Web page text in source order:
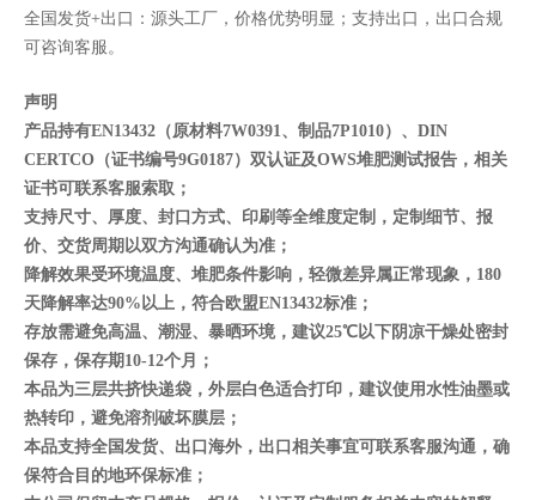
全国发货+出口：源头工厂，价格优势明显；支持出口，出口合规
可咨询客服。
声明
产品持有EN13432（原材料7W0391、制品7P1010）、DIN
CERTCO（证书编号9G0187）双认证及OWS堆肥测试报告，相关
证书可联系客服索取；
支持尺寸、厚度、封口方式、印刷等全维度定制，定制细节、报
价、交货周期以双方沟通确认为准；
降解效果受环境温度、堆肥条件影响，轻微差异属正常现象，180
天降解率达90%以上，符合欧盟EN13432标准；
存放需避免高温、潮湿、暴晒环境，建议25℃以下阴凉干燥处密封
保存，保存期10-12个月；
本品为三层共挤快递袋，外层白色适合打印，建议使用水性油墨或
热转印，避免溶剂破坏膜层；
本品支持全国发货、出口海外，出口相关事宜可联系客服沟通，确
保符合目的地环保标准；